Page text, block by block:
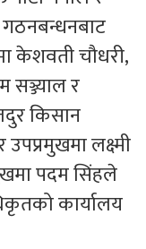
केशवती चौधरी,
सञ्ज्याल र
किसान
लक्ष्मी
पदम सिंहले
कार्यालय